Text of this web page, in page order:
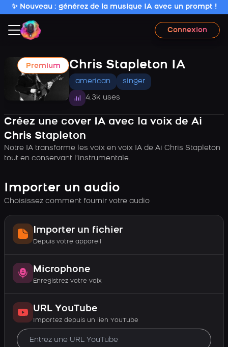
✨ Nouveau : générez de la musique IA avec un prompt !
Connexion
Premium Chris Stapleton IA
american singer
4.3k uses
Créez une cover IA avec la voix de Ai
Chris Stapleton
Notre IA transforme les voix en voix IA de Ai Chris Stapleton
tout en conservant l’instrumentale.
Importer un audio
Choisissez comment fournir votre audio
Importer un fichier
Depuis votre appareil
Microphone
Enregistrez votre voix
URL YouTube
Importez depuis un lien YouTube